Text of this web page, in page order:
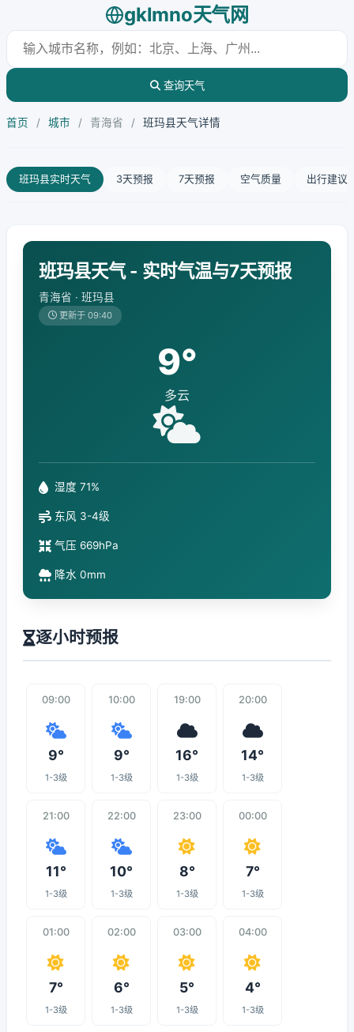
gklmno天气网
查询天气
首页 / 城市 / 青海省 / 班玛县天气详情
班玛县实时天气 3天预报 7天预报 空气质量 出行建议
班玛县天气 - 实时气温与7天预报
青海省 · 班玛县
更新于 09:40
9°
多云
湿度 71%
东风 3-4级
气压 669hPa
降水 0mm
逐小时预报
09:00
9°
1-3级
10:00
9°
1-3级
19:00
16°
1-3级
20:00
14°
1-3级
21:00
11°
1-3级
22:00
10°
1-3级
23:00
8°
1-3级
00:00
7°
1-3级
01:00
7°
1-3级
02:00
6°
1-3级
03:00
5°
1-3级
04:00
4°
1-3级